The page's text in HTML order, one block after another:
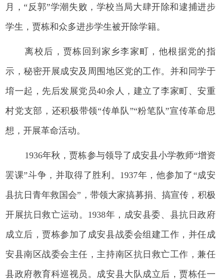
月，“反郭”学潮失败，学校当局大肆开除和逮捕进步
学生，贾栋和众多进步学生被开除学籍。
离校后，贾栋回到家乡李家町，他根据党的指
示，秘密开展成安及周围地区党的工作。并和同学于
堉一起，先后发展党员40余人，建立了李家町、安重
村党支部，还积极带领“传单队”“粉笔队”宣传革命思
想，开展革命活动。
1936年秋，贾栋参与领导了成安县小学教师“增资
罢课”斗争，并取得了胜利。1937年，他参加了“成安
县抗日青年救国会”，带领大家搞募捐、搞宣传，积极
开展抗日救亡运动。1938年，成安县委、县抗日政府
成立后，贾栋参加了成安县战委会组建工作，并任成
安县南区战委会主任，主持南区抗日救亡工作，兼任
县政府教育科巡视员。成安县大队成立后，贾栋任一